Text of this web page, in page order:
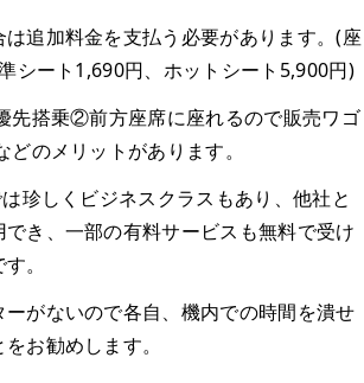
追加料金を支払う必要があります。(座
シート1,690円、ホットシート5,900円)
先搭乗②前方座席に座れるので販売ワゴ
のメリットがあります。
珍しくビジネスクラスもあり、他社と
き、一部の有料サービスも無料で受け
。
がないので各自、機内での時間を潰せ
お勧めします。